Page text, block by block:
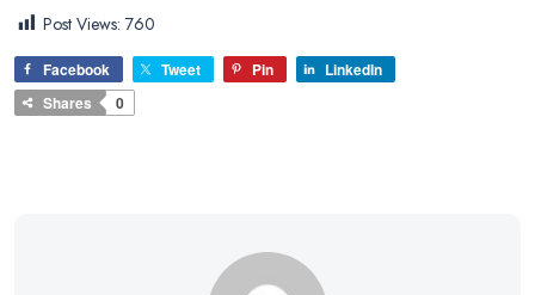
Post Views: 760
Facebook Tweet Pin
LinkedIn
Shares
0